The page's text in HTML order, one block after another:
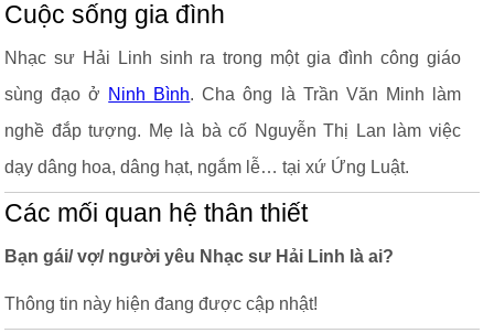
Cuộc sống gia đình
Nhạc sư Hải Linh sinh ra trong một gia đình công giáo
sùng đạo ở Ninh Bình. Cha ông là Trần Văn Minh làm
nghề đắp tượng. Mẹ là bà cố Nguyễn Thị Lan làm việc
dạy dâng hoa, dâng hạt, ngắm lễ… tại xứ Ứng Luật.
Các mối quan hệ thân thiết
Bạn gái/ vợ/ người yêu Nhạc sư Hải Linh là ai?
Thông tin này hiện đang được cập nhật!